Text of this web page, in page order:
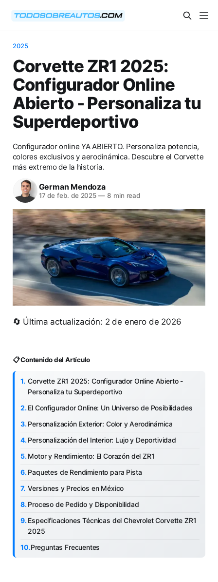
2025
Corvette ZR1 2025:
Configurador Online
Abierto - Personaliza tu
Superdeportivo
Configurador online YA ABIERTO. Personaliza potencia,
colores exclusivos y aerodinámica. Descubre el Corvette
más extremo de la historia.
German Mendoza
17 de feb. de 2025 — 8 min read
🔄 Última actualización: 2 de enero de 2026
📋 Contenido del Artículo
Corvette ZR1 2025: Configurador Online Abierto -
Personaliza tu Superdeportivo
El Configurador Online: Un Universo de Posibilidades
Personalización Exterior: Color y Aerodinámica
Personalización del Interior: Lujo y Deportividad
Motor y Rendimiento: El Corazón del ZR1
Paquetes de Rendimiento para Pista
Versiones y Precios en México
Proceso de Pedido y Disponibilidad
Especificaciones Técnicas del Chevrolet Corvette ZR1
2025
Preguntas Frecuentes